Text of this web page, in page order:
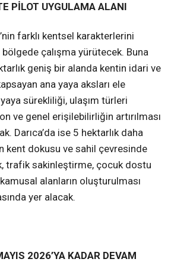
PİLOT UYGULAMA ALANI
farklı kentsel karakterlerini
çalışma yürütecek. Buna
geniş bir alanda kentin idari ve
ana yaya aksları ele
sürekliliği, ulaşım türleri
ve genel erişilebilirliğin artırılması
Darıca’da ise 5 hektarlık daha
kent dokusu ve sahil çevresinde
trafik sakinleştirme, çocuk dostu
alanların oluşturulması
yer alacak.
2026’YA KADAR DEVAM